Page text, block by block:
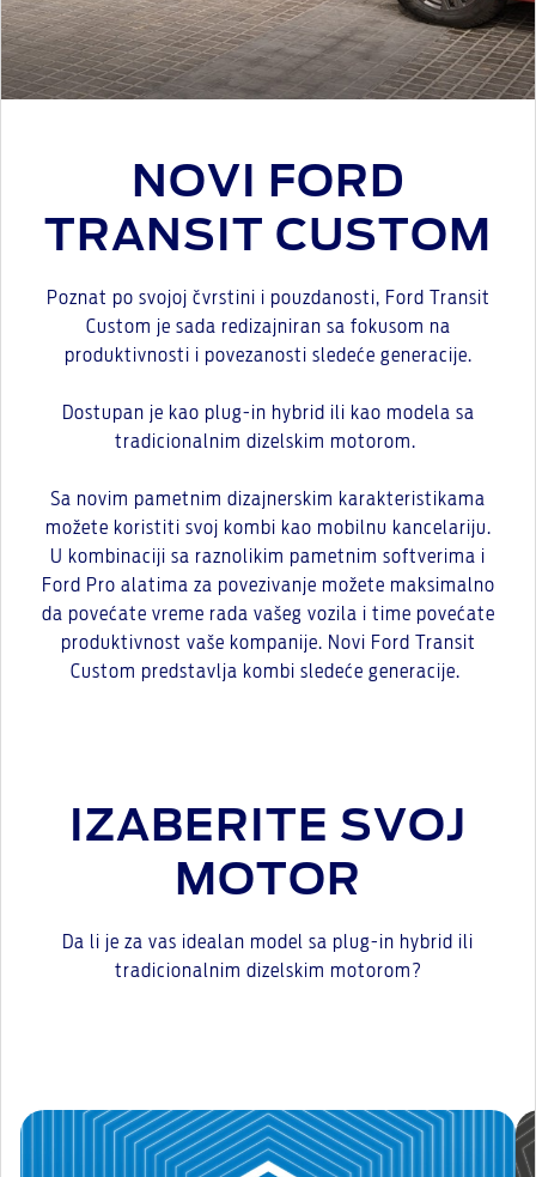
NOVI FORD
TRANSIT CUSTOM
Poznat po svojoj čvrstini i pouzdanosti, Ford Transit
Custom je sada redizajniran sa fokusom na
produktivnosti i povezanosti sledeće generacije.
Dostupan je kao plug-in hybrid ili kao modela sa
tradicionalnim dizelskim motorom.
Sa novim pametnim dizajnerskim karakteristikama
možete koristiti svoj kombi kao mobilnu kancelariju.
U kombinaciji sa raznolikim pametnim softverima i
Ford Pro alatima za povezivanje možete maksimalno
da povećate vreme rada vašeg vozila i time povećate
produktivnost vaše kompanije. Novi Ford Transit
Custom predstavlja kombi sledeće generacije.
IZABERITE SVOJ
MOTOR
Da li je za vas idealan model sa plug-in hybrid ili
tradicionalnim dizelskim motorom?